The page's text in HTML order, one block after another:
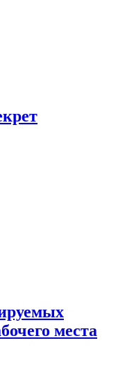
места